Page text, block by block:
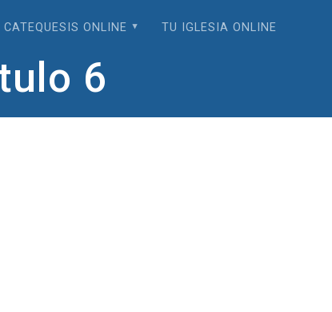
CATEQUESIS ONLINE TU IGLESIA ONLINE
6